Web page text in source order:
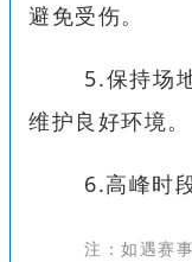
避免受伤。
5.保持场
维护良好环境。
6.高峰时
注：如遇赛